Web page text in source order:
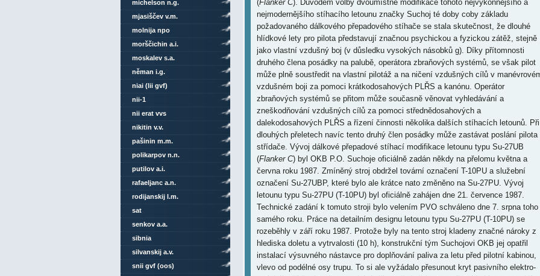
(Flanker C). Důvodem volby dvoumístné modifikace tohoto nejvýkonnějšího a
nejmodernějšího stíhacího letounu značky Suchoj té doby coby základu
požadovaného dálkového přepadového stíhače se stala skutečnost, že dlouhé
hlídkové lety pro pilota představují značnou psychickou a fyzickou zátěž, stejně
jako vlastní vzdušný boj (v důsledku vysokých násobků g). Díky přítomnosti
druhého člena posádky na palubě, operátora zbraňových systémů, se však pilot
může plně soustředit na vlastní pilotáž a na ničení vzdušných cílů v
vzdušném boji za pomoci krátkodosahových PLŘS a kanónu. Operátor
zbraňových systémů se přitom může současně věnovat vyhledávání a
zneškodňování vzdušných cílů za pomoci střednědosahových a
dalekodosahových PLŘS a řízení činnosti několika dalších stíhacích letounů. Při
dlouhých přeletech navíc tento druhý člen posádky může zastávat poslání pilota
střídače. Vývoj dálkové přepadové stíhací modifikace letounu typu Su-27UB
(Flanker C) byl OKB P.O. Suchoje oficiálně zadán někdy na přelomu května a
června roku 1987. Zmíněný stroj obdržel tovární označení T-10PU a služební
označení Su-27UBP, které bylo ale krátce nato změněno na Su-27PU. Vývoj
letounu typu Su-27PU (T-10PU) byl oficiálně zahájen dne 21. července 1987.
Technické zadání k tomuto stroji bylo velením PVO schváleno dne 7. srpna toho
samého roku. Práce na detailním designu letounu typu Su-27PU (T-10PU) se
rozeběhly v září roku 1987. Protože byly na tento stroj kladeny značné nároky z
hlediska doletu a vytrvalosti (10 h), konstrukční tým Suchojovi OKB jej opatřil
instalací výsuvného nástavce pro doplňování paliva za letu před pilotní kabinou,
vlevo od podélné osy trupu. To si ale vyžádalo přesunout kryt pasivního elektro-
michelson n.g.
mjasiščev v.m.
molnija npo
morščichin a.i.
moskalev s.a.
něman i.g.
niai (lii gvf)
nii-1
nii erat vvs
nikitin v.v.
pašinin m.m.
polikarpov n.n.
putilov a.i.
rafaeljanc a.n.
rodijanskij l.m.
sat
senkov a.a.
sibnia
silvanskij a.v.
snii gvf (oos)